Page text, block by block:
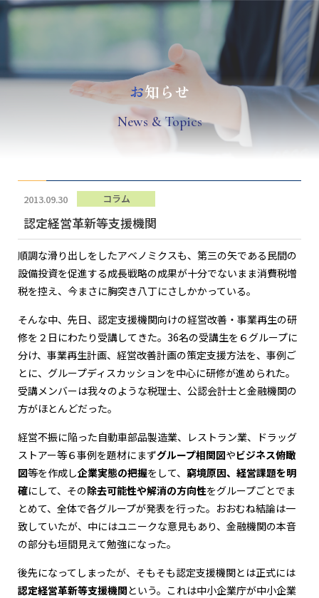
お知らせ
News & Topics
2013.09.30 コラム
認定経営革新等支援機関
順調な滑り出しをしたアベノミクスも、第三の矢である民間の
設備投資を促進する成長戦略の成果が十分でないまま消費税増
税を控え、今まさに胸突き八丁にさしかかっている。
そんな中、先日、認定支援機関向けの経営改善・事業再生の研
修を２日にわたり受講してきた。36名の受講生を６グループに
分け、事業再生計画、経営改善計画の策定支援方法を、事例ご
とに、グループディスカッションを中心に研修が進められた。
受講メンバーは我々のような税理士、公認会計士と金融機関の
方がほとんどだった。
経営不振に陥った自動車部品製造業、レストラン業、ドラッグ
ストアー等６事例を題材にまずグループ相関図やビジネス俯瞰
図等を作成し企業実態の把握をして、 窮境原因、経営課題を明
確にして、その除去可能性や解消の方向性をグループごとでま
とめて、全体で各グループが発表を行った。おおむね結論は一
致していたが、中にはユニークな意見もあり、金融機関の本音
の部分も垣間見えて勉強になった。
後先になってしまったが、そもそも認定支援機関とは正式には
認定経営革新等支援機関という。これは中小企業庁が中小企業